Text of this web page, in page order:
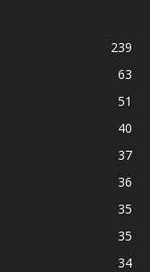
239
63
51
40
37
36
35
35
34